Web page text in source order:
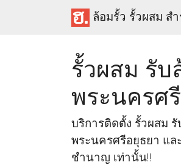
ล้อมรั้ว รั้วผสม ส
รั้วผสม รั
พระนครศ
บริการติดตั้ง รั้วผสม
พระนครศรีอยุธยา แล
ชำนาญ เท่านั้น!!